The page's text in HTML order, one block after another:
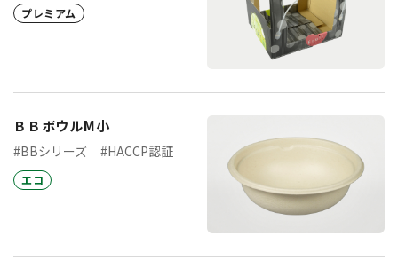
プレミアム
ＢＢボウルM小
#BBシリーズ #HACCP認証
エコ